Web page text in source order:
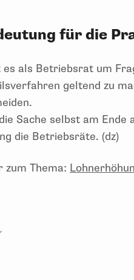
für die
es als Betriebsrat um
geltend zu
Sache selbst am
die Betriebsräte. (dz)
zum Thema: